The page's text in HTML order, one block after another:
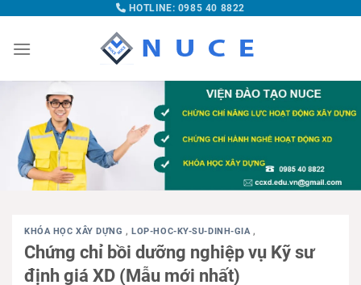
HOTLINE: 0985 40 8822
KHÓA HỌC XÂY DỰNG, LOP-HOC-KY-SU-DINH-GIA,
Chứng chỉ bồi dưỡng nghiệp vụ Kỹ sư
định giá XD (Mẫu mới nhất)